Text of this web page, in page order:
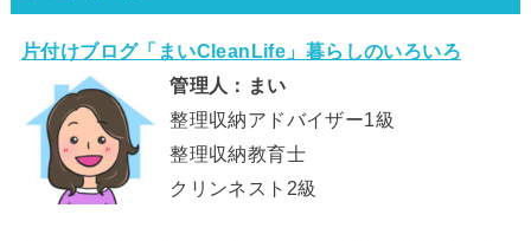
片付けブログ「まいCleanLife」暮らしのいろいろ
管理人：まい
整理収納アドバイザー1級
整理収納教育士
クリンネスト2級